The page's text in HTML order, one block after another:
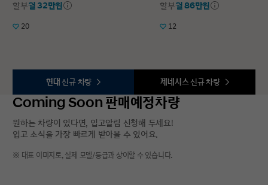
할부월 32만원
20
할부월 86만원
12
현대 신규 차량 제네시스 신규 차량
Coming Soon 판매예정차량
원하는 차량이 있다면, 입고알림 신청해 두세요!
입고 소식을 가장 빠르게 받아볼 수 있어요.
※ 대표 이미지로, 실제 모델/등급과 상이할 수 있습니다.